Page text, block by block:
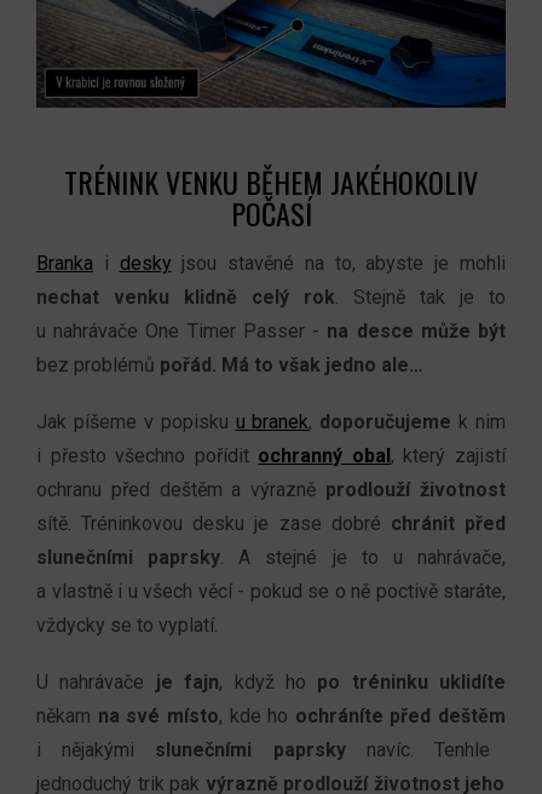
TRÉNINK VENKU BĚHEM JAKÉHOKOLIV
POČASÍ
Branka i desky jsou stavěné na to, abyste je mohli
nechat venku klidně celý rok. Stejně tak je to
u nahrávače One Timer Passer - na desce může být
bez problémů pořád. Má to však jedno ale…
Jak píšeme v popisku u branek, doporučujeme k nim
i přesto všechno pořídit ochranný obal, který zajistí
ochranu před deštěm a výrazně prodlouží životnost
sítě. Tréninkovou desku je zase dobré chránit před
slunečními paprsky. A stejné je to u nahrávače,
a vlastně i u všech věcí - pokud se o ně poctivě staráte,
vždycky se to vyplatí.
U nahrávače je fajn, když ho po tréninku uklidíte
někam na své místo, kde ho ochráníte před deštěm
i nějakými slunečními paprskynavíc. Tenhle
jednoduchý trik pak výrazně prodlouží životnost jeho